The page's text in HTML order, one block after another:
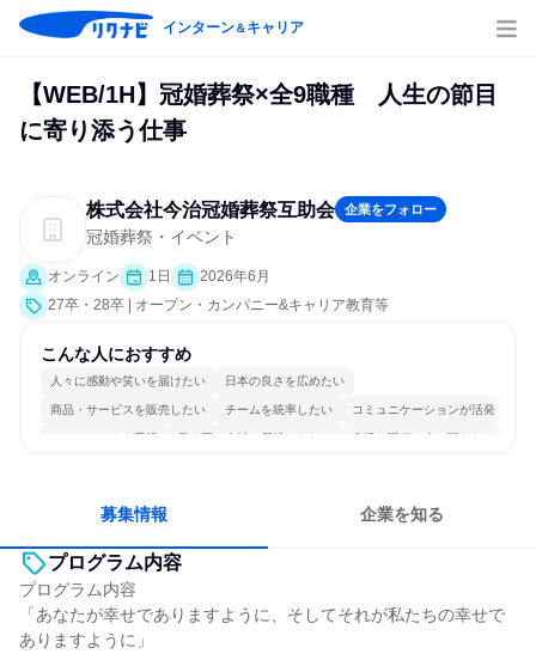
インターン＆キャリア
【WEB/1H】冠婚葬祭×全9職種 人生の節目
に寄り添う仕事
株式会社今治冠婚葬祭互助会 企業をフォロー
冠婚葬祭・イベント
オンライン 1日
2026年6月
27卒・28卒 | オープン・カンパニー&キャリア教育等
こんな人におすすめ
人々に感動や笑いを届けたい 日本の良さを広めたい
商品・サービスを販売したい チームを統率したい コミュニケーションが活発
チームワークを重視 長く同じ会社に居続けられる 多様な職種の人と関われる
募集情報 企業を知る
プログラム内容
プログラム内容
「あなたが幸せでありますように、そしてそれが私たちの幸せで
ありますように」